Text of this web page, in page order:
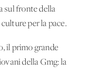
sul fronte della
per la pace.
il primo grande
della Gmg: la